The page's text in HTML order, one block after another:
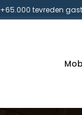
+65.000 tevreden